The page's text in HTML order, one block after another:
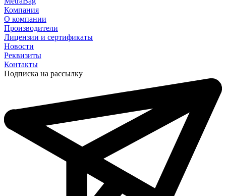
Компания
О компании
Производители
Лицензии и сертификаты
Новости
Реквизиты
Контакты
Подписка на рассылку